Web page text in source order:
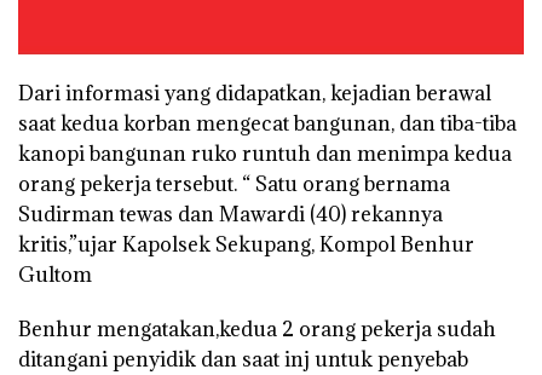
Dari informasi yang didapatkan, kejadian berawal
saat kedua korban mengecat bangunan, dan tiba-tiba
kanopi bangunan ruko runtuh dan menimpa kedua
orang pekerja tersebut. “ Satu orang bernama
Sudirman tewas dan Mawardi (40) rekannya
kritis,”ujar Kapolsek Sekupang, Kompol Benhur
Gultom
Benhur mengatakan,kedua 2 orang pekerja sudah
ditangani penyidik dan saat inj untuk penyebab